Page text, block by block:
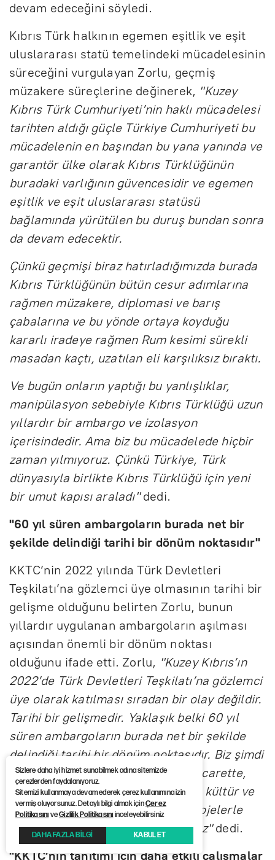
devam edeceğini söyledi.
Kıbrıs Türk halkının egemen eşitlik ve eşit
uluslararası statü temelindeki mücadelesinin
süreceğini vurgulayan Zorlu, geçmiş
müzakere süreçlerine değinerek, "Kuzey
Kıbrıs Türk Cumhuriyeti’nin haklı mücadelesi
tarihten aldığı güçle Türkiye Cumhuriyeti bu
mücadelenin en başından bu yana yanında ve
garantör ülke olarak Kıbrıs Türklüğünün
buradaki varlığının güvencesidir ve egemen
eşitlik ve eşit uluslararası statüsü
bağlamında yürütülen bu duruş bundan sonra
da devam edecektir.
Çünkü geçmişi biraz hatırladığımızda burada
Kıbrıs Türklüğünün bütün cesur adımlarına
rağmen müzakere, diplomasi ve barış
çabalarına ve bu yönde ortaya koyduğu
kararlı iradeye rağmen Rum kesimi sürekli
masadan kaçtı, uzatılan eli karşılıksız bıraktı.
Ve bugün onların yaptığı bu yanlışlıklar,
manipülasyon sebebiyle Kıbrıs Türklüğü uzun
yıllardır bir ambargo ve izolasyon
içerisindedir. Ama biz bu mücadelede hiçbir
zaman yılmıyoruz. Çünkü Türkiye, Türk
dünyasıyla birlikte Kıbrıs Türklüğü için yeni
bir umut kapısı araladı"dedi.
"60 yıl süren ambargoların burada net bir
şekilde delindiği tarihi bir dönüm noktasıdır"
KKTC’nin 2022 yılında Türk Devletleri
Teşkilatı’na gözlemci üye olmasının tarihi bir
gelişme olduğunu belirten Zorlu, bunun
yıllardır uygulanan ambargoların aşılması
açısından önemli bir dönüm noktası
olduğunu ifade etti. Zorlu, "Kuzey Kıbrıs’ın
2022’de Türk Devletleri Teşkilatı’na gözlemci
üye olarak katılması sıradan bir olay değildir.
Tarihi bir gelişmedir. Yaklaşık belki 60 yıl
süren ambargoların burada net bir şekilde
delindiği tarihi bir dönüm noktasıdır. Biz şimdi
bunu ete kemiğe büründürmeye, ticarette,
ekonomide, ulaştırmada, enerjide, kültür ve
sanatta her alanda bunu somut projelerle
geleceğe taşıyabilme gayretindeyiz"dedi.
"KKTC’nin tanıtımı için daha etkili çalışmalar
Sizlere daha iyi hizmet sunabilmek adına sitemizde
çerezlerden faydalanıyoruz.
Sitemizi kullanmaya devam ederek çerez kullanımına izin
vermiş oluyorsunuz. Detaylı bilgi almak içinÇerez
PolitikasınıveGizlilik Politikasınıinceleyebilirsiniz
DAHA FAZLA BİLGİ KABUL ET